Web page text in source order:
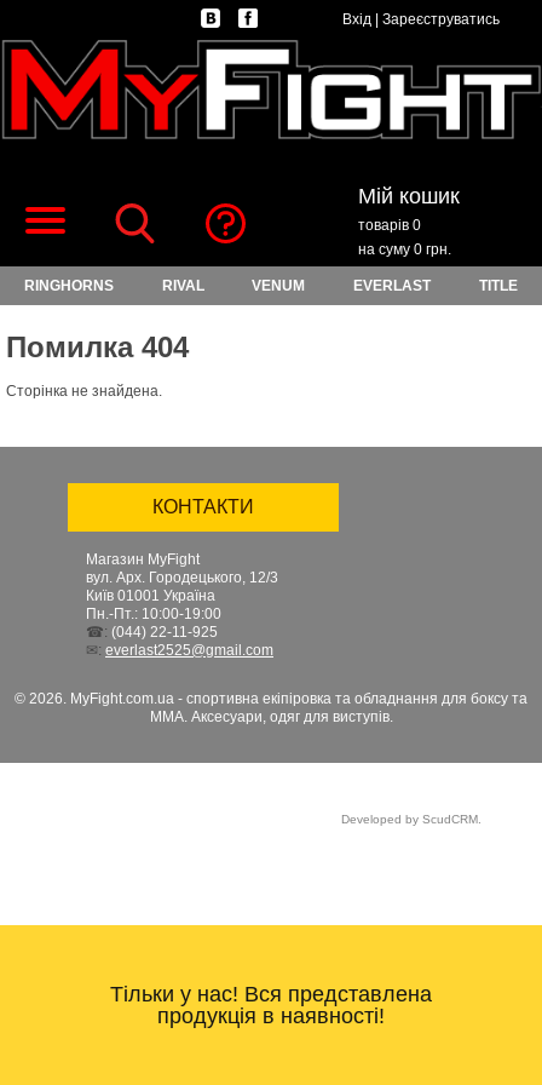
Вхід Зареєструватись
Мій кошик
товарів 0
на суму 0 грн.
RINGHORNS RIVAL VENUM EVERLAST TITLE
Помилка 404
Сторінка не знайдена.
Тільки у нас! Вся представлена
продукція в наявності!
КОНТАКТИ
Магазин MyFight
вул. Арх. Городецького, 12/3
Київ 01001 Україна
Пн.-Пт.: 10:00-19:00
☎: (044) 22-11-925
✉: everlast2525@gmail.com
© 2026. MyFight.com.ua - спортивна екіпіровка та обладнання для боксу та
ММА. Аксесуари, одяг для виступів.
Developed by ScudCRM.